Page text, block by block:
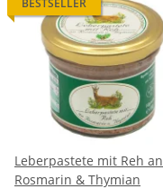
Leberpastete mit Reh an
Rosmarin & Thymian